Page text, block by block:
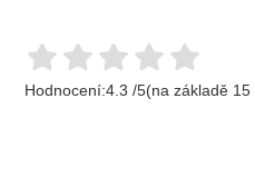
Hodnocení:4.3 /5(na základě 15